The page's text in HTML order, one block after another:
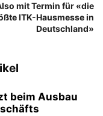
mit Termin für «die
ITK-Hausmesse in
Deutschland»
beim Ausbau